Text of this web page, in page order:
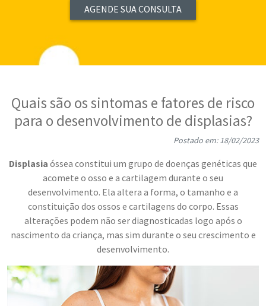
AGENDE SUA CONSULTA
Quais são os sintomas e fatores de risco
para o desenvolvimento de displasias?
Postado em: 18/02/2023
Displasia óssea constitui um grupo de doenças genéticas que
acomete o osso e a cartilagem durante o seu
desenvolvimento. Ela altera a forma, o tamanho e a
constituição dos ossos e cartilagens do corpo. Essas
alterações podem não ser diagnosticadas logo após o
nascimento da criança, mas sim durante o seu crescimento e
desenvolvimento.